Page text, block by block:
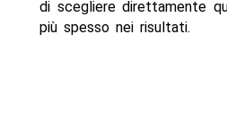
di scegliere direttamente
più spesso nei risultati.